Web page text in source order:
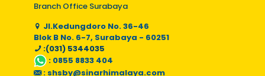
Branch Office Surabaya
Jl.Kedungdoro No. 36-46
Blok B No. 6-7, Surabaya - 60251
:(031) 5344035
: 0855 8833 404
: shsby@sinarhimalaya.com